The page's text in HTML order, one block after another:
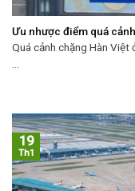
Ưu nhược điểm quá
Quá cảnh chặng Hàn
...
19
Th1